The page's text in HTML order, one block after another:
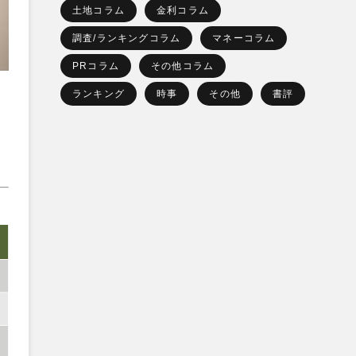
土地コラム 金利コラム
調査/ランキングコラム マネーコラム
PRコラム その他コラム
ランキング 時事 その他 書評